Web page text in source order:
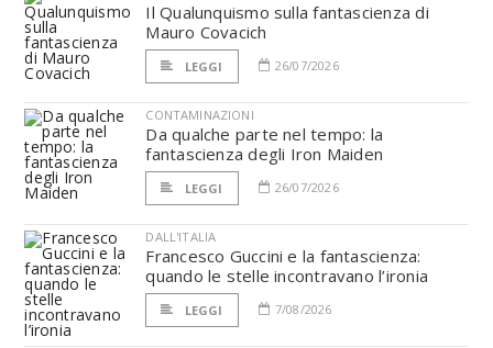
Il Qualunquismo sulla fantascienza di
Mauro Covacich
LEGGI 26/07/2026
CONTAMINAZIONI
Da qualche parte nel tempo: la
fantascienza degli Iron Maiden
LEGGI 26/07/2026
DALL'ITALIA
Francesco Guccini e la fantascienza:
quando le stelle incontravano l’ironia
LEGGI 7/08/2026